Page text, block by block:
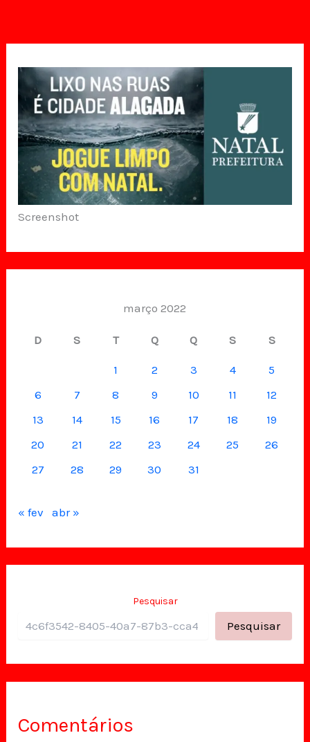
Screenshot
março 2022
D S T Q Q S S
1 2 3 4
5
6
7 8 9 10 11
12
13
14 15 16 17 18
19
20
21 22 23 24 25
26
27
28 29 30 31
« fev abr »
Pesquisar
Pesquisar
Comentários